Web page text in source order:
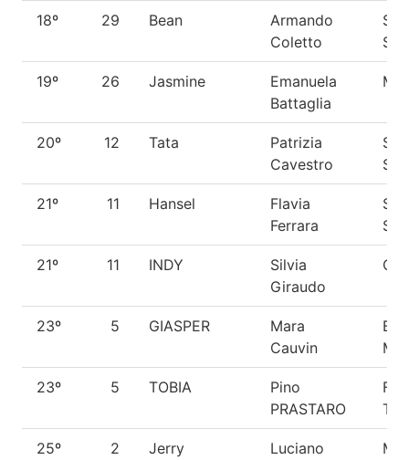
18º 29 Bean
Armando
Coletto
19º 26 Jasmine
Emanuela
Battaglia
20º 12 Tata
Patrizia
Cavestro
21º 11 Hansel
Flavia
Ferrara
21º 11 INDY
Silvia
Giraudo
23º 5 GIASPER
Mara
Cauvin
23º 5 TOBIA
Pino
PRASTARO
Fox
25º 2 Jerry
Luciano